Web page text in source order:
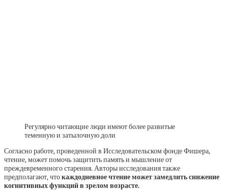
Регулярно читающие люди имеют более развитые
теменную и затылочную доли
Согласно работе, проведенной в Исследовательском фонде Фишера,
чтение, может помочь защитить память и мышление от
преждевременного старения. Авторы исследования также
предполагают, чтокаждодневное чтение может замедлить снижение
когнитивных функций в зрелом возрасте.